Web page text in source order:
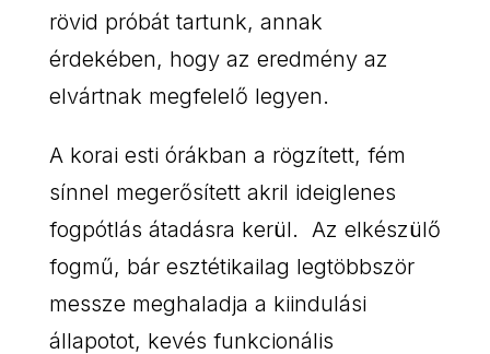
rövid próbát tartunk, annak
érdekében, hogy az eredmény az
elvártnak megfelelő legyen.
A korai esti órákban a rögzített, fém
sínnel megerősített akril ideiglenes
fogpótlás átadásra kerül. Az elkészülő
fogmű, bár esztétikailag legtöbbször
messze meghaladja a kiindulási
állapotot, kevés funkcionális